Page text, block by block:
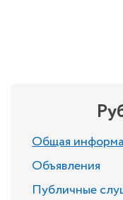
Общая
Объявления
Публичные